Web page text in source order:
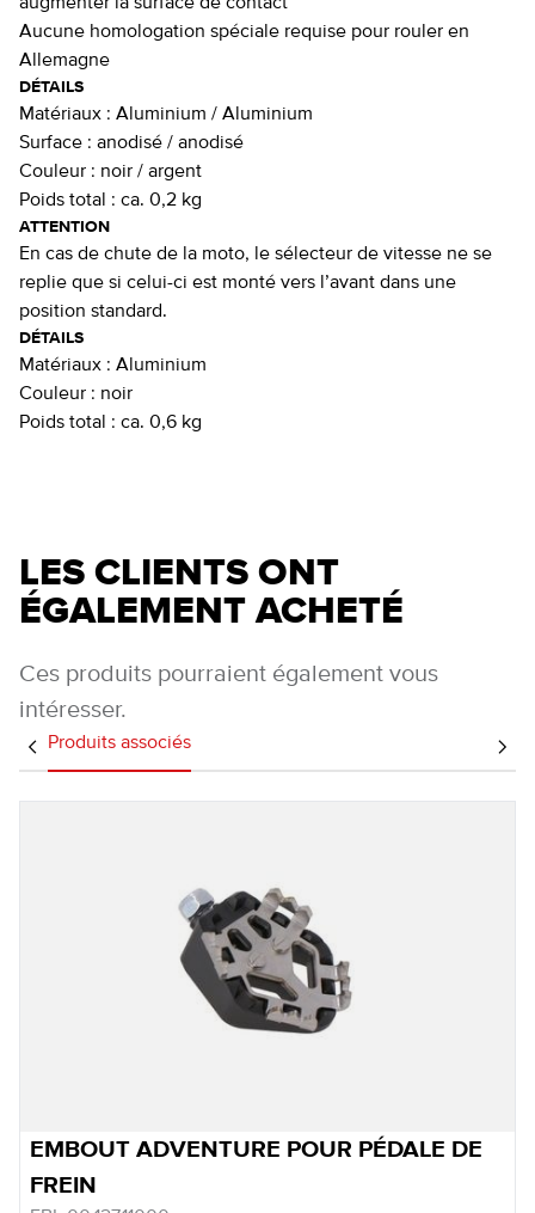
Aucune homologation spéciale requise pour rouler en
Allemagne
DÉTAILS
Matériaux : Aluminium / Aluminium
Surface : anodisé / anodisé
Couleur : noir / argent
Poids total : ca. 0,2 kg
ATTENTION
En cas de chute de la moto, le sélecteur de vitesse ne se
replie que si celui-ci est monté vers l’avant dans une
position standard.
DÉTAILS
Matériaux : Aluminium
Couleur : noir
Poids total : ca. 0,6 kg
LES CLIENTS ONT
ÉGALEMENT ACHETÉ
Ces produits pourraient également vous
intéresser.
Produits associés
EMBOUT ADVENTURE POUR PÉDALE DE
FREIN